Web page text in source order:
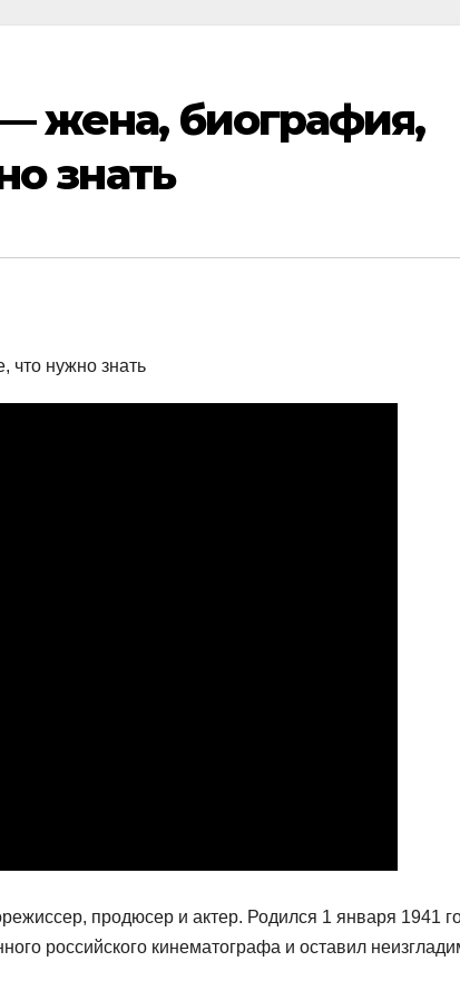
жена, биография,
знать
продюсер и актер. Родился 1 января 1941
российского кинематографа и оставил